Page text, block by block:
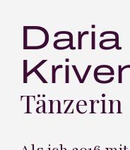
Daria
Tänzerin